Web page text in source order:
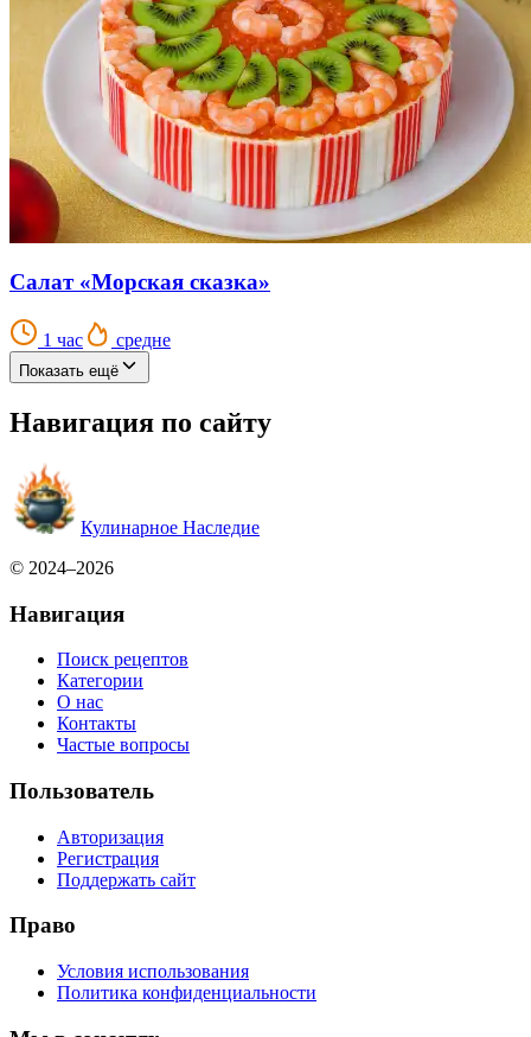
Салат «Морская сказка»
1 час средне
Показать ещё
Навигация по сайту
Кулинарное Наследие
© 2024–2026
Навигация
Поиск рецептов
Категории
О нас
Контакты
Частые вопросы
Пользователь
Авторизация
Регистрация
Поддержать сайт
Право
Условия использования
Политика конфиденциальности